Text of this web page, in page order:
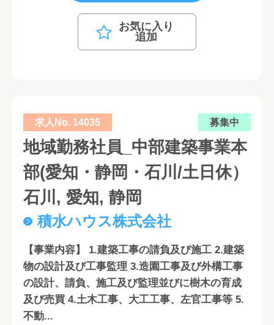
お気に入り
追加
求人No. 14035 募集中
地域勤務社員_中部建築事業本
部(愛知・静岡・石川/土日休）
石川, 愛知, 静岡
積水ハウス株式会社
【事業内容】 1.建築工事の請負及び施工 2.建築
物の設計及び工事監理 3.造園工事及び外構工事
の設計、請負、施工及び監理並びに樹木の育成
及び売買 4.土木工事、大工工事、左官工事等 5.
不動...